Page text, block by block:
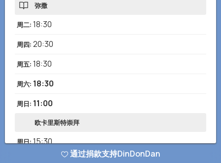
弥撒
周二: 18:30
周四: 20:30
周五: 18:30
周六: 18:30
周日: 11:00
欧卡里斯特崇拜
周日:15:30
通过捐款支持DinDonDan